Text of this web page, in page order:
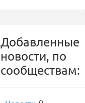
Добавленные
новости, по
сообществам: